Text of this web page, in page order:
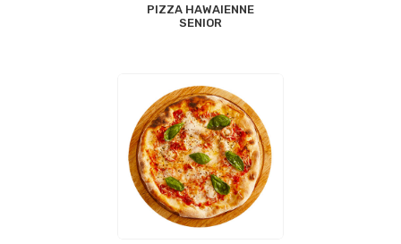
PIZZA HAWAIENNE
SENIOR